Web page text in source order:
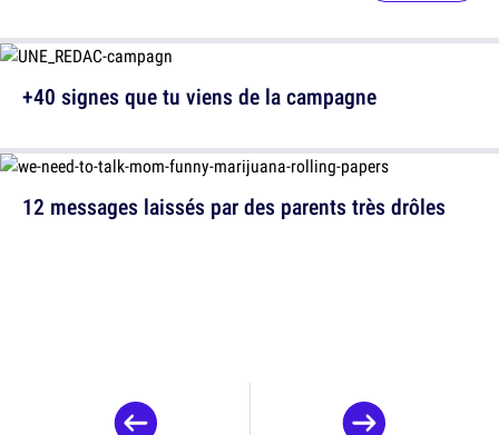
12 messages laissés par des parents très drôles
+40 signes que tu viens de la campagne